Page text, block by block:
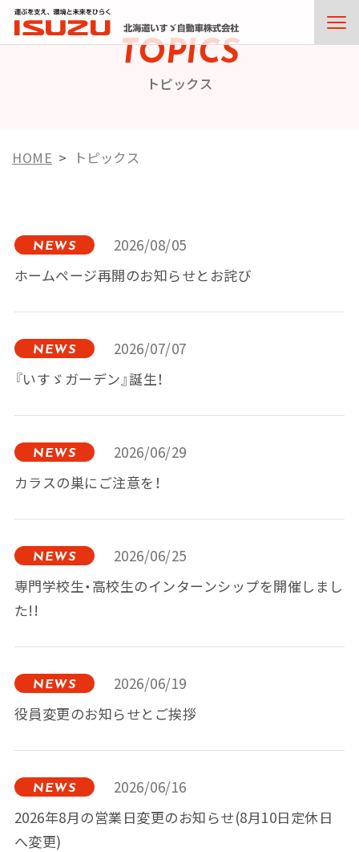
TOPICS
トピックス
HOME トピックス
NEWS
2026/08/05
ホームページ再開のお知らせとお詫び
NEWS
2026/07/07
『いすゞガーデン』誕生！
NEWS
2026/06/29
カラスの巣にご注意を！
NEWS
2026/06/25
専門学校生・高校生のインターンシップを開催しまし
た!!
NEWS
2026/06/19
役員変更のお知らせとご挨拶
NEWS
2026/06/16
2026年8月の営業日変更のお知らせ(8月10日定休日
へ変更)